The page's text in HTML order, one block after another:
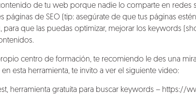
de tu web porque nadie lo comparte en redes
páginas de SEO (tip: asegúrate de que tus páginas
), para que las puedas optimizar, mejorar los keywords
centro de formación, te recomiendo le des una
esta herramienta, te invito a ver el siguiente video:
herramienta gratuita para buscar keywords – https://